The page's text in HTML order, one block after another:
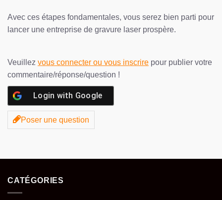
Avec ces étapes fondamentales, vous serez bien parti pour
lancer une entreprise de gravure laser prospère.
Veuillez vous connecter ou vous inscrire pour publier votre
commentaire/réponse/question !
Login with Google
Poser une question
CATÉGORIES